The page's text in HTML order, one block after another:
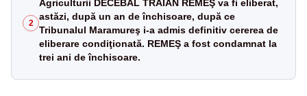
2
Agriculturii DECEBAL TRAIAN REMEŞ va fi eliberat,
astăzi, după un an de închisoare, după ce
Tribunalul Maramureş i-a admis definitiv cererea de
eliberare condiţionată. REMEŞ a fost condamnat la
trei ani de închisoare.